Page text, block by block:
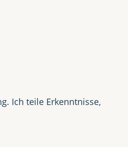
Ich teile Erkenntnisse,